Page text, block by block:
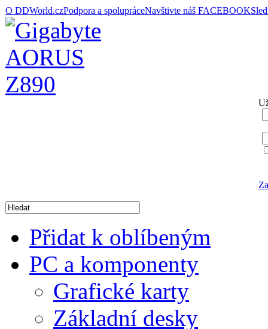
O DDWorld.czPodpora a spolupráceNavštivte náš FACEBOOK
Přidat k oblíbeným
PC a komponenty
Grafické karty
Základní desky